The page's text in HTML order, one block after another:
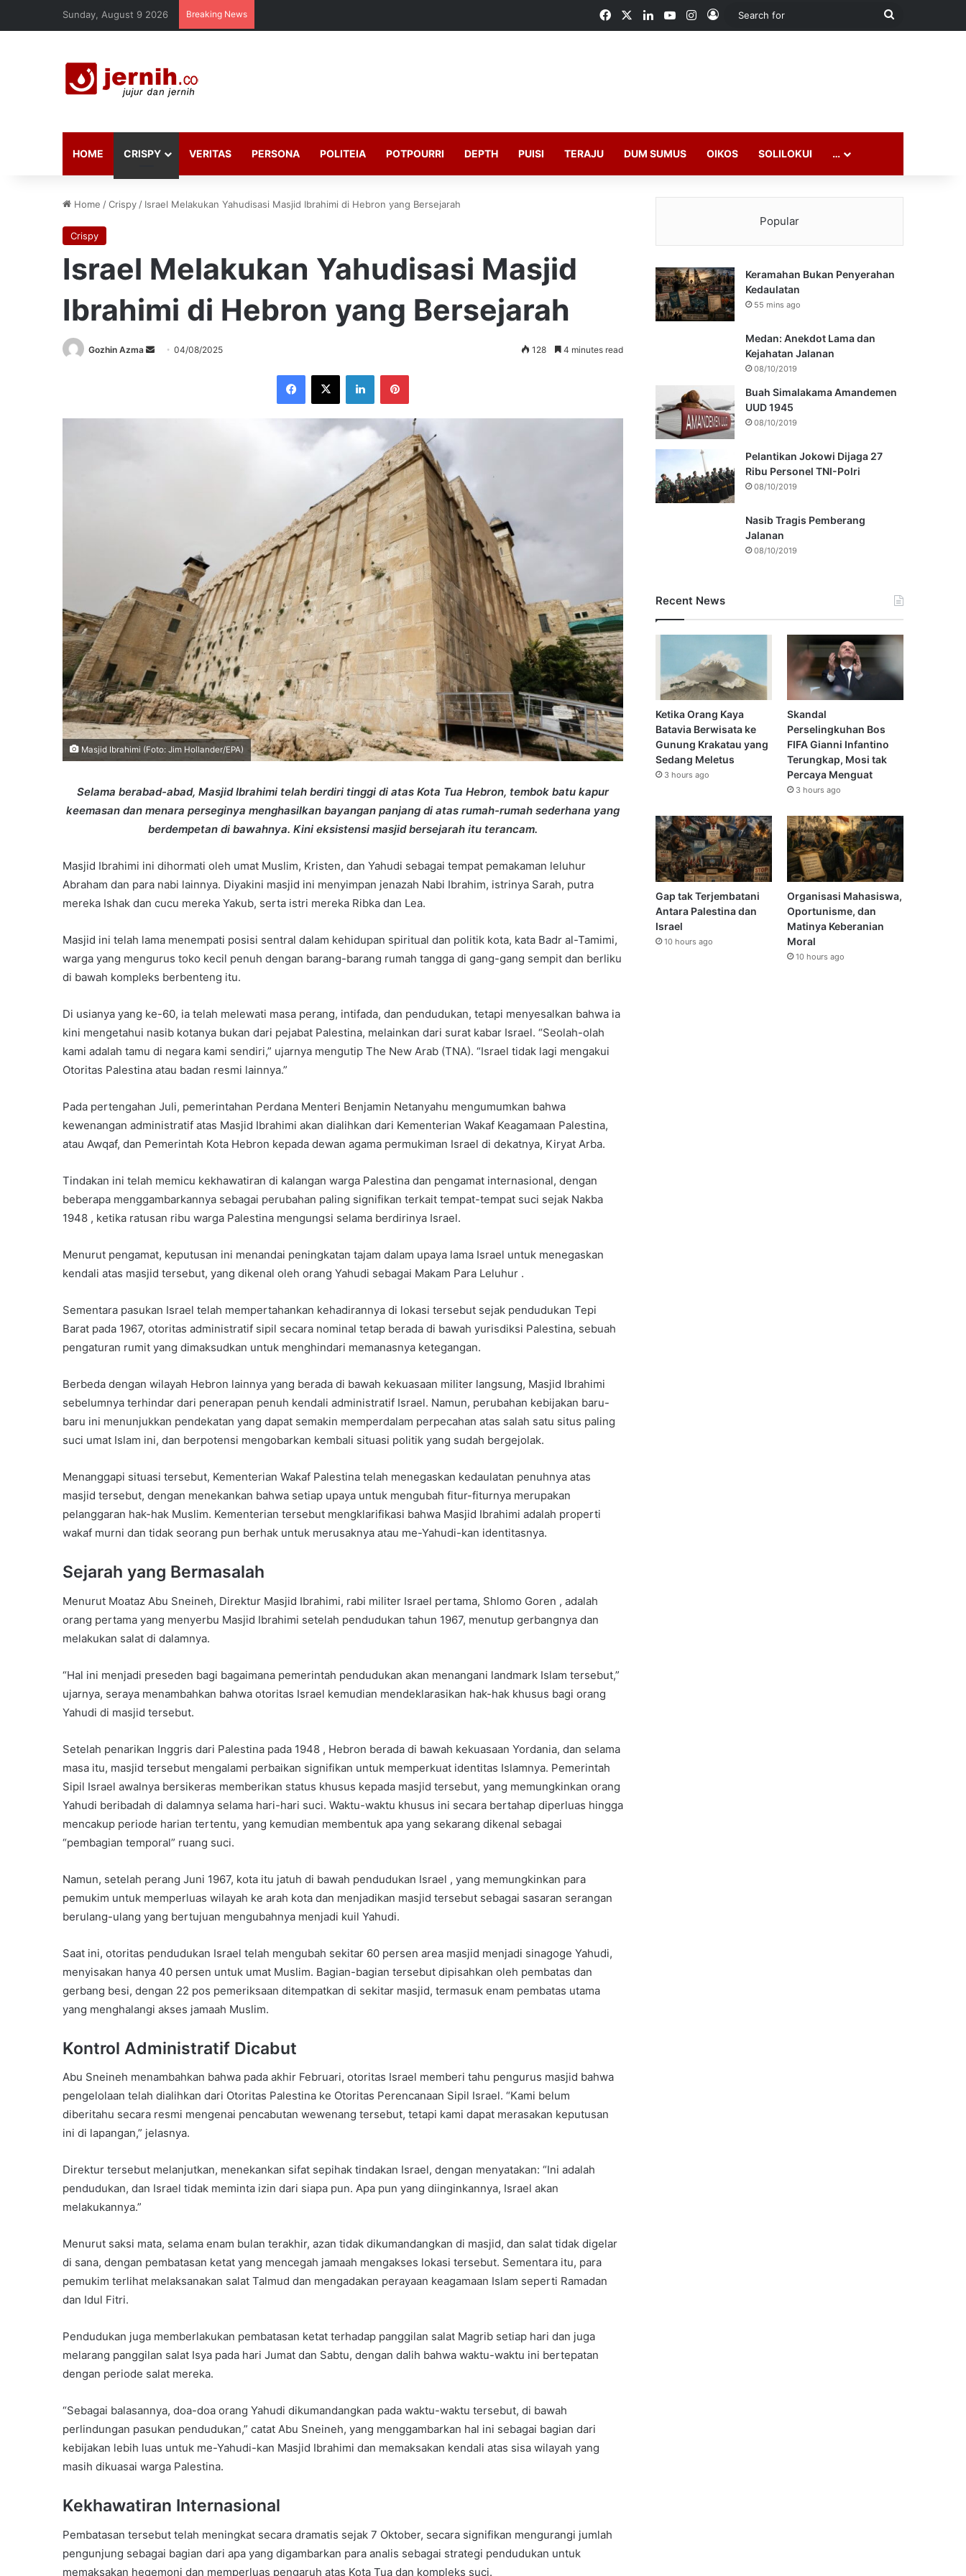
Sunday, August 9 2026 Breaking News FacebookLinkedInYouTubeInstagram
Log In
Search
HOME CRISPY VERITAS PERSONA POLITEIA POTPOURRI DEPTH PUISI TERAJU DUM SUMUS OIKOS SOLILOKUI …
Home /Crispy / Israel Melakukan Yahudisasi Masjid Ibrahimi di Hebron yang Bersejarah
Crispy
Israel Melakukan Yahudisasi Masjid
Ibrahimi di Hebron yang Bersejarah
Gozhin Azma
Send04/08/2025 128 4 minutes read
Facebook
X LinkedInPinterest
Masjid Ibrahimi (Foto: Jim Hollander/EPA)
Selama berabad-abad, Masjid Ibrahimi telah berdiri tinggi di atas Kota Tua Hebron, tembok batu kapur
keemasan dan menara perseginya menghasilkan bayangan panjang di atas rumah-rumah sederhana yang
berdempetan di bawahnya. Kini eksistensi masjid bersejarah itu terancam.
Masjid Ibrahimi ini dihormati oleh umat Muslim, Kristen, dan Yahudi sebagai tempat pemakaman leluhur
Abraham dan para nabi lainnya. Diyakini masjid ini menyimpan jenazah Nabi Ibrahim, istrinya Sarah, putra
mereka Ishak dan cucu mereka Yakub, serta istri mereka Ribka dan Lea.
Masjid ini telah lama menempati posisi sentral dalam kehidupan spiritual dan politik kota, kata Badr al-Tamimi,
warga yang mengurus toko kecil penuh dengan barang-barang rumah tangga di gang-gang sempit dan berliku
di bawah kompleks berbenteng itu.
Di usianya yang ke-60, ia telah melewati masa perang, intifada, dan pendudukan, tetapi menyesalkan bahwa ia
kini mengetahui nasib kotanya bukan dari pejabat Palestina, melainkan dari surat kabar Israel. “Seolah-olah
kami adalah tamu di negara kami sendiri,” ujarnya mengutip The New Arab (TNA). “Israel tidak lagi mengakui
Otoritas Palestina atau badan resmi lainnya.”
Pada pertengahan Juli, pemerintahan Perdana Menteri Benjamin Netanyahu mengumumkan bahwa
kewenangan administratif atas Masjid Ibrahimi akan dialihkan dari Kementerian Wakaf Keagamaan Palestina,
atau Awqaf, dan Pemerintah Kota Hebron kepada dewan agama permukiman Israel di dekatnya, Kiryat Arba.
Tindakan ini telah memicu kekhawatiran di kalangan warga Palestina dan pengamat internasional, dengan
beberapa menggambarkannya sebagai perubahan paling signifikan terkait tempat-tempat suci sejak Nakba
1948 , ketika ratusan ribu warga Palestina mengungsi selama berdirinya Israel.
Menurut pengamat, keputusan ini menandai peningkatan tajam dalam upaya lama Israel untuk menegaskan
kendali atas masjid tersebut, yang dikenal oleh orang Yahudi sebagai Makam Para Leluhur .
Sementara pasukan Israel telah mempertahankan kehadirannya di lokasi tersebut sejak pendudukan Tepi
Barat pada 1967, otoritas administratif sipil secara nominal tetap berada di bawah yurisdiksi Palestina, sebuah
pengaturan rumit yang dimaksudkan untuk menghindari memanasnya ketegangan.
Berbeda dengan wilayah Hebron lainnya yang berada di bawah kekuasaan militer langsung, Masjid Ibrahimi
sebelumnya terhindar dari penerapan penuh kendali administratif Israel. Namun, perubahan kebijakan baru-
baru ini menunjukkan pendekatan yang dapat semakin memperdalam perpecahan atas salah satu situs paling
suci umat Islam ini, dan berpotensi mengobarkan kembali situasi politik yang sudah bergejolak.
Menanggapi situasi tersebut, Kementerian Wakaf Palestina telah menegaskan kedaulatan penuhnya atas
masjid tersebut, dengan menekankan bahwa setiap upaya untuk mengubah fitur-fiturnya merupakan
pelanggaran hak-hak Muslim. Kementerian tersebut mengklarifikasi bahwa Masjid Ibrahimi adalah properti
wakaf murni dan tidak seorang pun berhak untuk merusaknya atau me-Yahudi-kan identitasnya.
Sejarah yang Bermasalah
Menurut Moataz Abu Sneineh, Direktur Masjid Ibrahimi, rabi militer Israel pertama, Shlomo Goren , adalah
orang pertama yang menyerbu Masjid Ibrahimi setelah pendudukan tahun 1967, menutup gerbangnya dan
melakukan salat di dalamnya.
“Hal ini menjadi preseden bagi bagaimana pemerintah pendudukan akan menangani landmark Islam tersebut,”
ujarnya, seraya menambahkan bahwa otoritas Israel kemudian mendeklarasikan hak-hak khusus bagi orang
Yahudi di masjid tersebut.
Setelah penarikan Inggris dari Palestina pada 1948 , Hebron berada di bawah kekuasaan Yordania, dan selama
masa itu, masjid tersebut mengalami perbaikan signifikan untuk memperkuat identitas Islamnya. Pemerintah
Sipil Israel awalnya bersikeras memberikan status khusus kepada masjid tersebut, yang memungkinkan orang
Yahudi beribadah di dalamnya selama hari-hari suci. Waktu-waktu khusus ini secara bertahap diperluas hingga
mencakup periode harian tertentu, yang kemudian membentuk apa yang sekarang dikenal sebagai
“pembagian temporal” ruang suci.
Namun, setelah perang Juni 1967, kota itu jatuh di bawah pendudukan Israel , yang memungkinkan para
pemukim untuk memperluas wilayah ke arah kota dan menjadikan masjid tersebut sebagai sasaran serangan
berulang-ulang yang bertujuan mengubahnya menjadi kuil Yahudi.
Saat ini, otoritas pendudukan Israel telah mengubah sekitar 60 persen area masjid menjadi sinagoge Yahudi,
menyisakan hanya 40 persen untuk umat Muslim. Bagian-bagian tersebut dipisahkan oleh pembatas dan
gerbang besi, dengan 22 pos pemeriksaan ditempatkan di sekitar masjid, termasuk enam pembatas utama
yang menghalangi akses jamaah Muslim.
Kontrol Administratif Dicabut
Abu Sneineh menambahkan bahwa pada akhir Februari, otoritas Israel memberi tahu pengurus masjid bahwa
pengelolaan telah dialihkan dari Otoritas Palestina ke Otoritas Perencanaan Sipil Israel. “Kami belum
diberitahu secara resmi mengenai pencabutan wewenang tersebut, tetapi kami dapat merasakan keputusan
ini di lapangan,” jelasnya.
Direktur tersebut melanjutkan, menekankan sifat sepihak tindakan Israel, dengan menyatakan: “Ini adalah
pendudukan, dan Israel tidak meminta izin dari siapa pun. Apa pun yang diinginkannya, Israel akan
melakukannya.”
Menurut saksi mata, selama enam bulan terakhir, azan tidak dikumandangkan di masjid, dan salat tidak digelar
di sana, dengan pembatasan ketat yang mencegah jamaah mengakses lokasi tersebut. Sementara itu, para
pemukim terlihat melaksanakan salat Talmud dan mengadakan perayaan keagamaan Islam seperti Ramadan
dan Idul Fitri.
Pendudukan juga memberlakukan pembatasan ketat terhadap panggilan salat Magrib setiap hari dan juga
melarang panggilan salat Isya pada hari Jumat dan Sabtu, dengan dalih bahwa waktu-waktu ini bertepatan
dengan periode salat mereka.
“Sebagai balasannya, doa-doa orang Yahudi dikumandangkan pada waktu-waktu tersebut, di bawah
perlindungan pasukan pendudukan,” catat Abu Sneineh, yang menggambarkan hal ini sebagai bagian dari
kebijakan lebih luas untuk me-Yahudi-kan Masjid Ibrahimi dan memaksakan kendali atas sisa wilayah yang
masih dikuasai warga Palestina.
Kekhawatiran Internasional
Pembatasan tersebut telah meningkat secara dramatis sejak 7 Oktober, secara signifikan mengurangi jumlah
pengunjung sebagai bagian dari apa yang digambarkan para analis sebagai strategi pendudukan untuk
memaksakan hegemoni dan memperluas pengaruh atas Kota Tua dan kompleks suci.
Popular
Keramahan Bukan Penyerahan
Kedaulatan
55 mins ago
Medan: Anekdot Lama dan
Kejahatan Jalanan
08/10/2019
Buah Simalakama Amandemen
UUD 1945
08/10/2019
Pelantikan Jokowi Dijaga 27
Ribu Personel TNI-Polri
08/10/2019
Nasib Tragis Pemberang
Jalanan
08/10/2019
Recent News
Ketika Orang Kaya
Batavia Berwisata ke
Gunung Krakatau yang
Sedang Meletus
3 hours ago
Skandal
Perselingkuhan Bos
FIFA Gianni Infantino
Terungkap, Mosi tak
Percaya Menguat
3 hours ago
Gap tak Terjembatani
Antara Palestina dan
Israel
10 hours ago
Organisasi Mahasiswa,
Oportunisme, dan
Matinya Keberanian
Moral
10 hours ago